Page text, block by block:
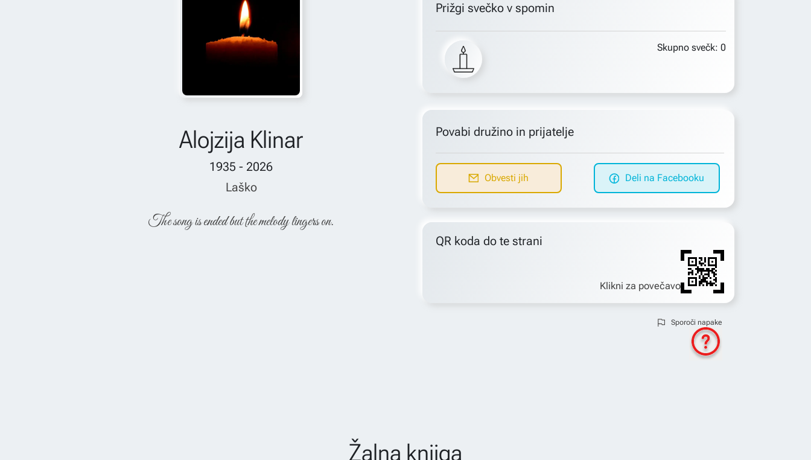
Alojzija Klinar
1935 - 2026
Laško
The song is ended but the melody lingers on.
Prižgi svečko v spomin
Skupno svečk: 0
Povabi družino in prijatelje
Obvesti jih Deli na Facebooku
QR koda do te strani
Klikni za povečavo
Sporoči napake
Žalna knjiga